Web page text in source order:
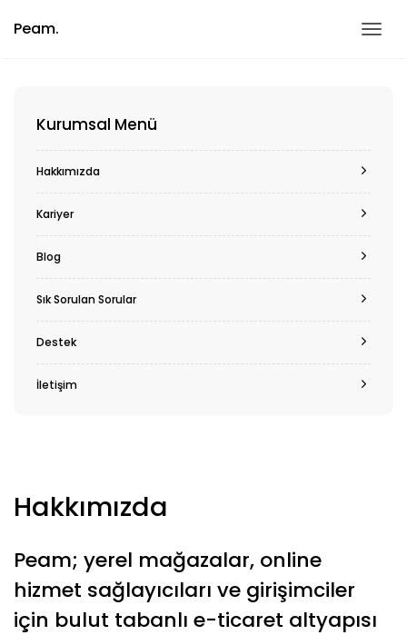
Peam.
Kurumsal Menü
Hakkımızda
Kariyer
Blog
Sık Sorulan Sorular
Destek
İletişim
Hakkımızda
Peam; yerel mağazalar, online
hizmet sağlayıcıları ve girişimciler
için bulut tabanlı e-ticaret altyapısı